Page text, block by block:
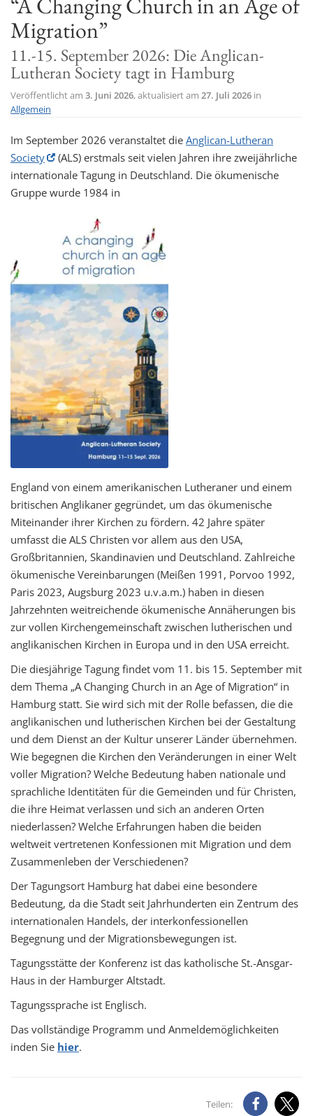
t
Migration”
11.-15. September 2026: Die Anglican-
Lutheran Society tagt in Hamburg
Veröffentlicht am 3. Juni 2026, aktualisiert am 27. Juli 2026 in
Allgemein
Im September 2026 veranstaltet die Anglican-Lutheran
Society
(ALS) erstmals seit vielen Jahren ihre zweijährliche
internationale Tagung in Deutschland. Die ökumenische
Gruppe wurde 1984 in
England von einem amerikanischen Lutheraner und einem
britischen Anglikaner gegründet, um das ökumenische
Miteinander ihrer Kirchen zu fördern. 42 Jahre später
umfasst die ALS Christen vor allem aus den USA,
Großbritannien, Skandinavien und Deutschland. Zahlreiche
ökumenische Vereinbarungen (Meißen 1991, Porvoo 1992,
Paris 2023, Augsburg 2023 u.v.a.m.) haben in diesen
Jahrzehnten weitreichende ökumenische Annäherungen bis
zur vollen Kirchengemeinschaft zwischen lutherischen und
anglikanischen Kirchen in Europa und in den USA erreicht.
Die diesjährige Tagung findet vom 11. bis 15. September mit
dem Thema „A Changing Church in an Age of Migration“ in
Hamburg statt. Sie wird sich mit der Rolle befassen, die die
anglikanischen und lutherischen Kirchen bei der Gestaltung
und dem Dienst an der Kultur unserer Länder übernehmen.
Wie begegnen die Kirchen den Veränderungen in einer Welt
voller Migration? Welche Bedeutung haben nationale und
sprachliche Identitäten für die Gemeinden und für Christen,
die ihre Heimat verlassen und sich an anderen Orten
niederlassen? Welche Erfahrungen haben die beiden
weltweit vertretenen Konfessionen mit Migration und dem
Zusammenleben der Verschiedenen?
Der Tagungsort Hamburg hat dabei eine besondere
Bedeutung, da die Stadt seit Jahrhunderten ein Zentrum des
internationalen Handels, der interkonfessionellen
Begegnung und der Migrationsbewegungen ist.
Tagungsstätte der Konferenz ist das katholische St.-Ansgar-
Haus in der Hamburger Altstadt.
Tagungssprache ist Englisch.
Das vollständige Programm und Anmeldemöglichkeiten
inden Sie hier.
Teilen: